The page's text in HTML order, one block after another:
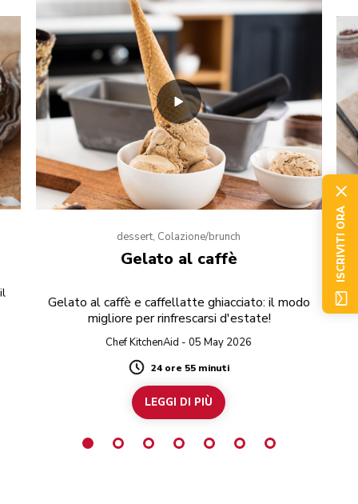
dessert, Colazione/brunch
Gelato al caffè
Gelato al caffè e caffellatte ghiacciato: il modo
migliore per rinfrescarsi d'estate!
Chef KitchenAid - 05 May 2026
Duration
24 ore 55 minuti
LEGGI DI PIÙ
ISCRIVITI ORA